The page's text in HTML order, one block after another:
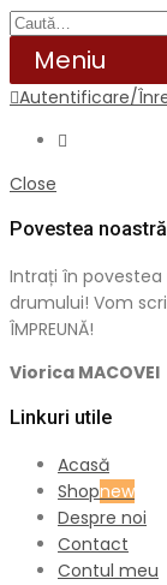
Autentificare/
Close
Povestea noastră
Intrați în povestea
drumului! Vom
ÎMPREUNĂ!
Viorica MACOVEI
Linkuri utile
Acasă
Shopnew
Despre noi
Contact
Contul meu